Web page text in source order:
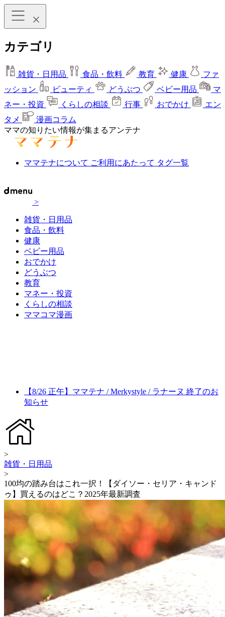
カテゴリ
雑貨・日用品 食品・飲料 教育 健康
ファ
ッション
ビューティ どうぶつ ベビー用品
マ
ネー・投資
くらしの相談 行事 おでかけ
エン
タメ
漫画コラム
ママの知りたい情報が集まるアンテナ
ママテナについて ご利用にあたって タグ一覧
>
雑貨・日用品
食品・飲料
健康
ベビー用品
おでかけ
どうぶつ
教育
マネー・投資
くらしの相談
ママコマ漫画
【8/26 正午】ママテナ / Merkystyle / ラナーヌ 終了のお
知らせ
>
雑貨・日用品
>
100均の踏み台はこれ一択！【ダイソー・セリア・キャンド
ゥ】買えるのはどこ？2025年最新調査